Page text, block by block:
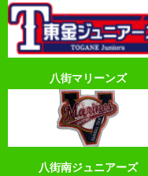
八街マリーンズ
八街南ジュニアーズ